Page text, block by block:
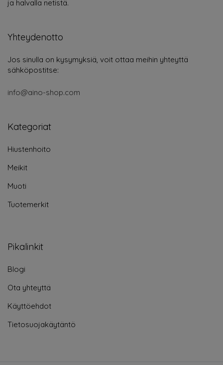
ja halvalla netistä.
Yhteydenotto
Jos sinulla on kysymyksiä, voit ottaa meihin yhteyttä
sähköpostitse:
info@aino-shop.com
Kategoriat
Hiustenhoito
Meikit
Muoti
Tuotemerkit
Pikalinkit
Blogi
Ota yhteyttä
Käyttöehdot
Tietosuojakäytäntö